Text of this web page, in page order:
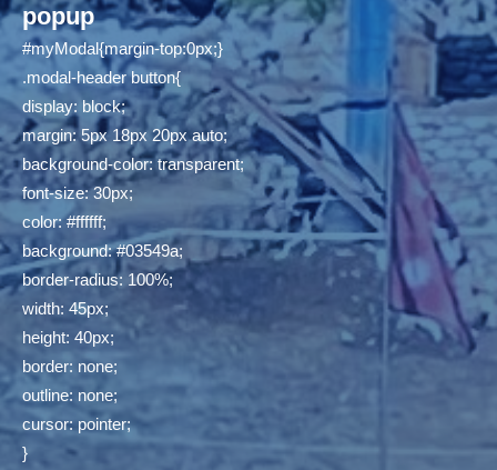
popup
#myModal{margin-top:0px;}
.modal-header button{
display: block;
margin: 5px 18px 20px auto;
background-color: transparent;
font-size: 30px;
color: #ffffff;
background: #03549a;
border-radius: 100%;
width: 45px;
height: 40px;
border: none;
outline: none;
cursor: pointer;
}